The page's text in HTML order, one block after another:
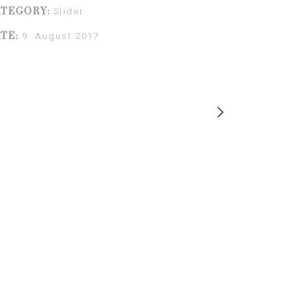
Slider
9. August 2017